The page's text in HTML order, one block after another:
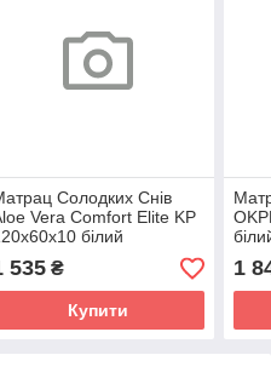
Солодких Снів
Vera Comfort Elite KP
білий
535₴
Купити
1